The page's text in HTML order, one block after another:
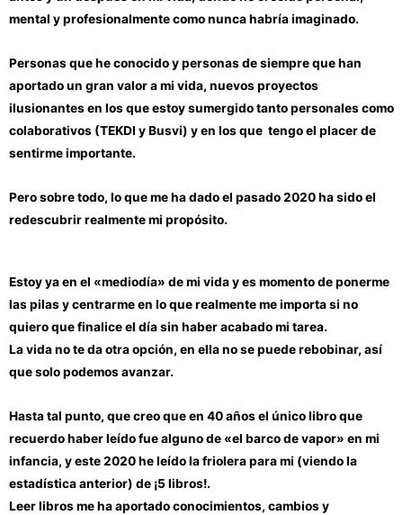
mental y profesionalmente como nunca habría imaginado.
Personas que he conocido y personas de siempre que han
aportado un gran valor a mi vida, nuevos proyectos
ilusionantes en los que estoy sumergido tanto personales como
colaborativos (TEKDI y Busvi) y en los que tengo el placer de
sentirme importante.
Pero sobre todo, lo que me ha dado el pasado 2020 ha sido el
redescubrir realmente mi propósito.
Estoy ya en el «mediodía» de mi vida y es momento de ponerme
las pilas y centrarme en lo que realmente me importa si no
quiero que finalice el día sin haber acabado mi tarea.
La vida no te da otra opción, en ella no se puede rebobinar, así
que solo podemos avanzar.
Hasta tal punto, que creo que en 40 años el único libro que
recuerdo haber leído fue alguno de «el barco de vapor» en mi
infancia, y este 2020 he leído la friolera para mi (viendo la
estadística anterior) de ¡5 libros!.
Leer libros me ha aportado conocimientos, cambios y